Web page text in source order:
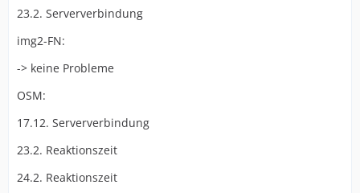
23.2. Serververbindung
img2-FN:
-> keine Probleme
OSM:
17.12. Serververbindung
23.2. Reaktionszeit
24.2. Reaktionszeit